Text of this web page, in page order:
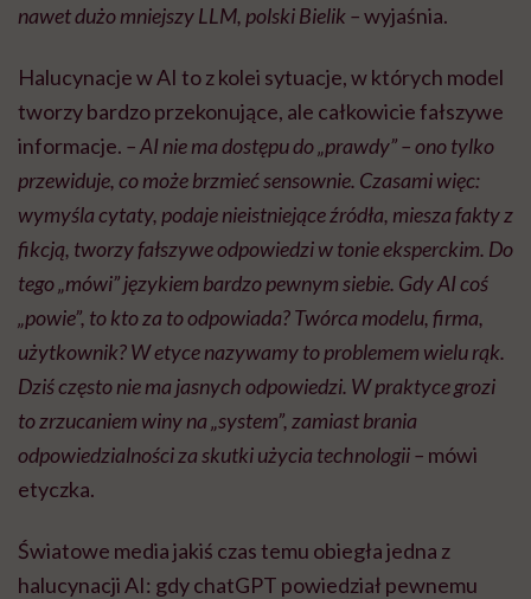
nawet dużo mniejszy LLM, polski Bielik –wyjaśnia.
Halucynacje w AI to z kolei sytuacje, w których model
tworzy bardzo przekonujące, ale całkowicie fałszywe
informacje. – AI nie ma dostępu do „prawdy” – ono tylko
przewiduje, co może brzmieć sensownie. Czasami więc:
wymyśla cytaty, podaje nieistniejące źródła, miesza fakty z
fikcją, tworzy fałszywe odpowiedzi w tonie eksperckim. Do
tego „mówi” językiem bardzo pewnym siebie. Gdy AI coś
„powie”, to kto za to odpowiada? Twórca modelu, firma,
użytkownik? W etyce nazywamy to problemem wielu rąk.
Dziś często nie ma jasnych odpowiedzi. W praktyce grozi
to zrzucaniem winy na „system”, zamiast brania
odpowiedzialności za skutki użycia technologii – mówi
etyczka.
Światowe media jakiś czas temu obiegła jedna z
halucynacji AI: gdy chatGPT powiedział pewnemu